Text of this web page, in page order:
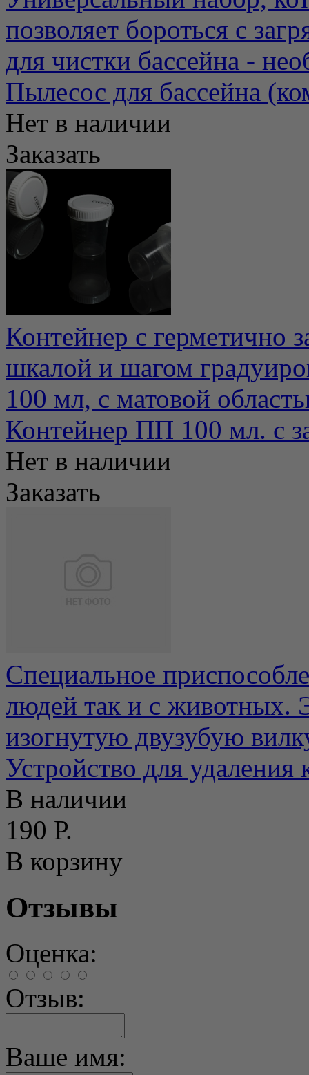
позволяет бороться с
для чистки бассейна -
Пылесос для бассейна
Нет в наличии
Заказать
Контейнер с герметично
шкалой и шагом
100 мл, с матовой
Контейнер ПП 100 мл. с
Нет в наличии
Заказать
Специальное
людей так и с животных.
изогнутую двузубую
Устройство для удаления
В наличии
190 Р.
В корзину
Отзывы
Оценка:
Отзыв:
Ваше имя: